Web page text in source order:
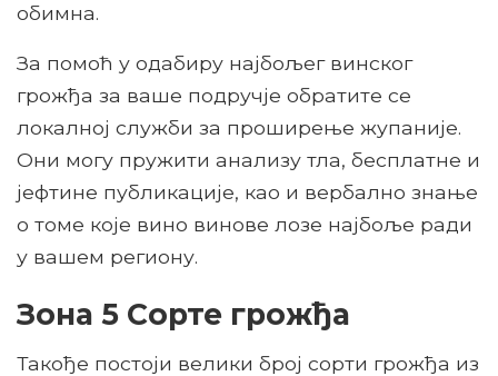
обимна.
За помоћ у одабиру најбољег винског
грожђа за ваше подручје обратите се
локалној служби за проширење жупаније.
Они могу пружити анализу тла, бесплатне и
јефтине публикације, као и вербално знање
о томе које вино винове лозе најбоље ради
у вашем региону.
Зона 5 Сорте грожђа
Такође постоји велики број сорти грожђа из